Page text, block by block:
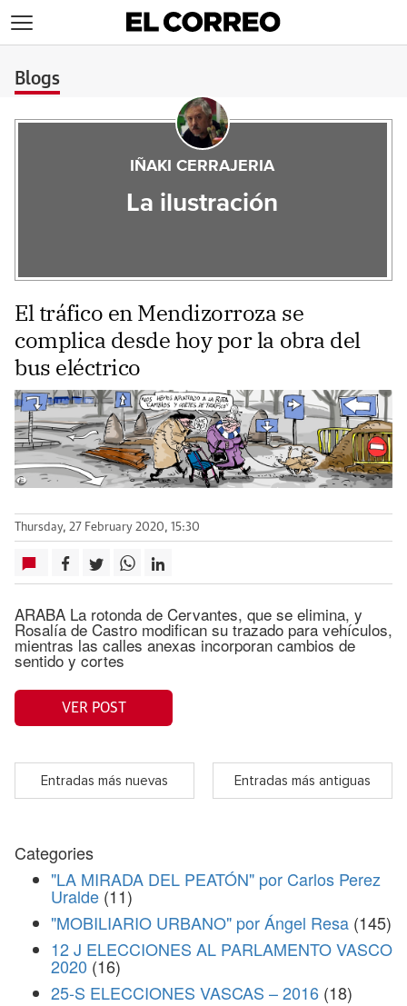
Blogs
IÑAKI CERRAJERIA
La ilustración
El tráfico en Mendizorroza se
complica desde hoy por la obra del
bus eléctrico
Thursday, 27 February 2020, 15:30
ARABA La rotonda de Cervantes, que se elimina, y
Rosalía de Castro modifican su trazado para vehículos,
mientras las calles anexas incorporan cambios de
sentido y cortes
VER POST
Entradas más nuevas Entradas más antiguas
Categories
"LA MIRADA DEL PEATÓN" por Carlos Perez
Uralde (11)
"MOBILIARIO URBANO" por Ángel Resa (145)
12 J ELECCIONES AL PARLAMENTO VASCO
2020 (16)
25-S ELECCIONES VASCAS – 2016 (18)